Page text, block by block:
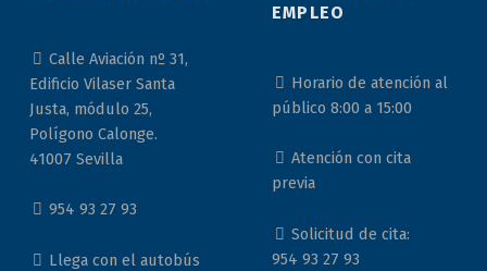
Calle Aviación nº 31,
Edificio Vilaser Santa
Justa, módulo 25,
Polígono Calonge.
41007 Sevilla
954 93 27 93
Llega con el autobús
EMPLEO
Horario de atención al
público 8:00 a 15:00
Atención con cita
previa
Solicitud de cita:
954 93 27 93